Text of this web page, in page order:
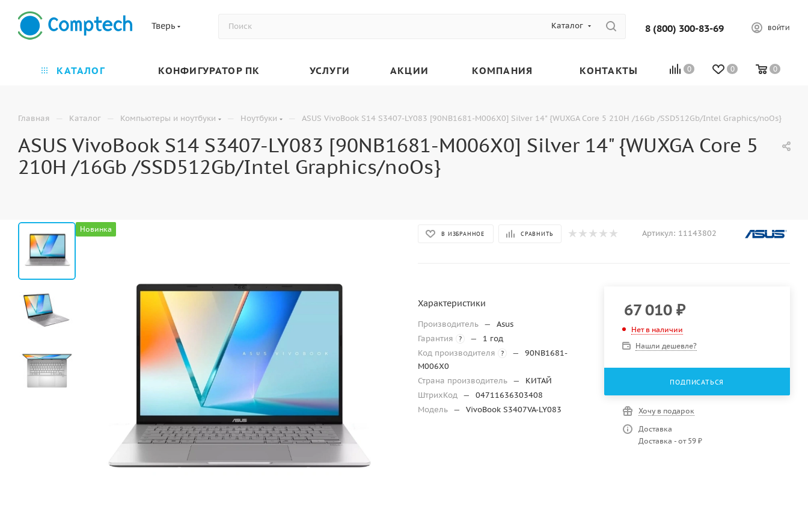
Тверь Каталог 8 (800) 300-83-69 ВОЙТИ
0 0 0
КАТАЛОГ КОНФИГУРАТОР ПК УСЛУГИ АКЦИИ КОМПАНИЯ КОНТАКТЫ
Главная — Каталог — Компьютеры и ноутбуки — Ноутбуки — ASUS VivoBook S14 S3407-LY083 [90NB1681-M006X0] Silver 14" {WUXGA Core 5 210H /16Gb /SSD512Gb/Intel Graphics/noOs}
ASUS VivoBook S14 S3407-LY083 [90NB1681-M006X0] Silver 14" {WUXGA Core 5
210H /16Gb /SSD512Gb/Intel Graphics/noOs}
Новинка В ИЗБРАННОЕ СРАВНИТЬ Артикул: 11143802
Характеристики
Производитель —
Asus
Гарантия
? —
1 год
Код производителя
? —
90NB1681-
M006X0
Страна производитель —
КИТАЙ
ШтрихКод —
04711636303408
Модель — VivoBook S3407VA-LY083
67 010₽
Нет в наличии
Нашли дешевле?
ПОДПИСАТЬСЯ
Хочу в подарок
Доставка
Доставка - от 59 ₽